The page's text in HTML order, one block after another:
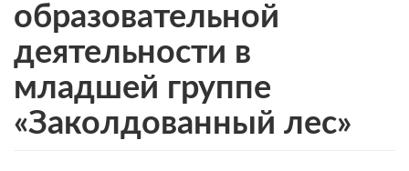
образовательной
деятельности в
младшей группе
«Заколдованный лес»